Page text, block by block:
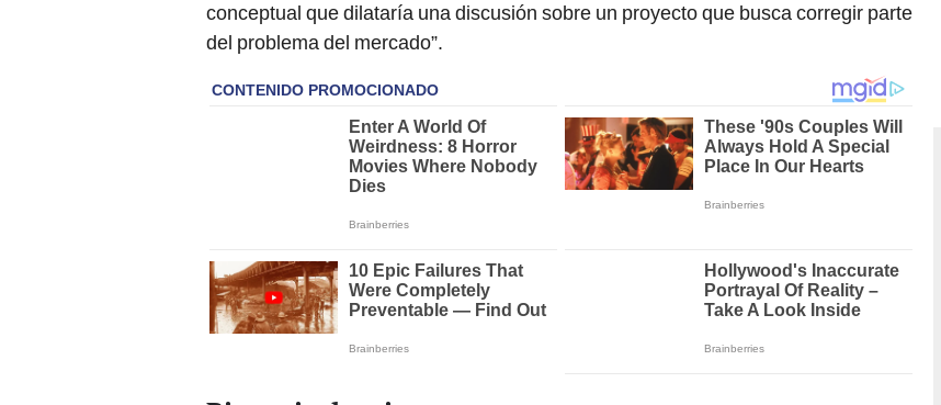
conceptual que dilataría una discusión sobre un proyecto que busca corregir parte
del problema del mercado”.